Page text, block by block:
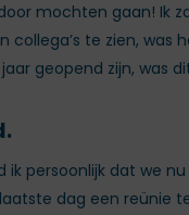
mochten gaan! Ik
collega’s te zien,
geopend zijn, was
ik persoonlijk dat we
dag een reünie